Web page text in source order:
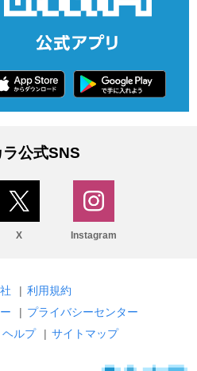
公式SNS
X Instagram
| 利用規約
| プライバシーセンター
ヘルプ | サイトマップ